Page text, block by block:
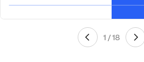
1 / 18